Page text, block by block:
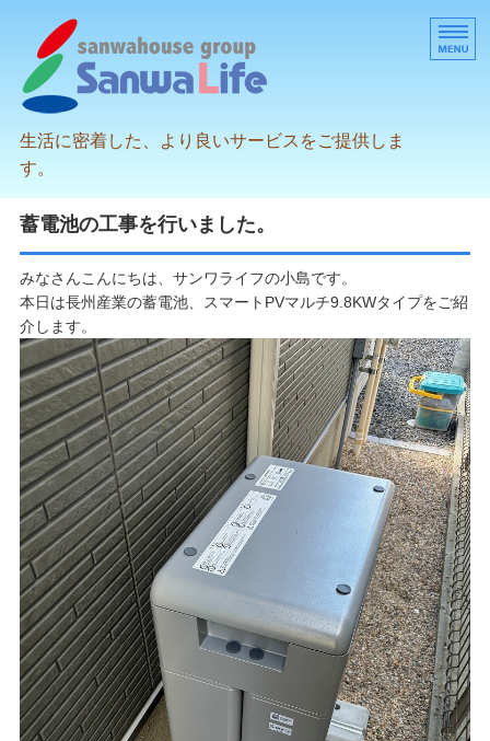
生活に密着した、より良いサービスをご提供しま
す。
スタッフブログ
エコめがねについて
会社案内
お問い合わせ・お申し込み
蓄電池の工事を行いました。
みなさんこんにちは、サンワライフの小島です。
本日は長州産業の蓄電池、スマートPVマルチ9.8KWタイプをご紹
介します。